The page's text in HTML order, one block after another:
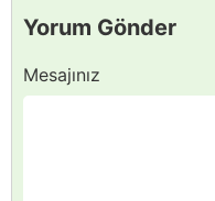
Yorum Gönder
Mesajınız